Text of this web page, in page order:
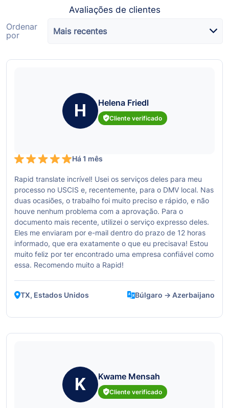
Avaliações de clientes
Ordenar
por
Mais recentes
H Helena Friedl
Cliente verificado
Há 1 mês
Rapid translate incrível! Usei os serviços deles para meu
processo no USCIS e, recentemente, para o DMV local. Nas
duas ocasiões, o trabalho foi muito preciso e rápido, e não
houve nenhum problema com a aprovação. Para o
documento mais recente, utilizei o serviço expresso deles.
Eles me enviaram por e-mail dentro do prazo de 12 horas
informado, que era exatamente o que eu precisava! Estou
muito feliz por ter encontrado uma empresa confiável como
essa. Recomendo muito a Rapid!
TX, Estados Unidos Búlgaro → Azerbaijano
K Kwame Mensah
Cliente verificado